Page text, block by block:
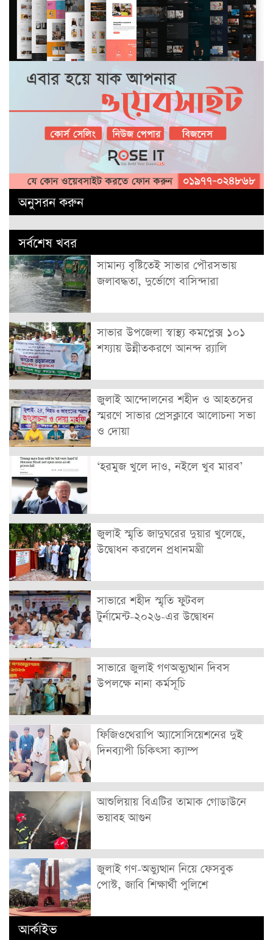
অনুসরন করুন
সর্বশেষ খবর
সামান্য বৃষ্টিতেই সাভার পৌরসভায়
জলাবদ্ধতা, দুর্ভোগে বাসিন্দারা
সাভার উপজেলা স্বাস্থ্য কমপ্লেক্স ১০১
শয্যায় উন্নীতকরণে আনন্দ র‍্যালি
জুলাই আন্দোলনের শহীদ ও আহতদের
স্মরণে সাভার প্রেসক্লাবে আলোচনা সভা
ও দোয়া
‘হরমুজ খুলে দাও, নইলে খুব মারব’
জুলাই স্মৃতি জাদুঘরের দুয়ার খুলেছে,
উদ্বোধন করলেন প্রধানমন্ত্রী
সাভারে শহীদ স্মৃতি ফুটবল
টুর্নামেন্ট-২০২৬-এর উদ্বোধন
সাভারে জুলাই গণঅভ্যুত্থান দিবস
উপলক্ষে নানা কর্মসূচি
ফিজিওথেরাপি অ্যাসোসিয়েশনের দুই
দিনব্যাপী চিকিৎসা ক্যাম্প
আশুলিয়ায় বিএটির তামাক গোডাউনে
ভয়াবহ আগুন
জুলাই গণ-অভ্যুত্থান নিয়ে ফেসবুক
পোস্ট, জাবি শিক্ষার্থী পুলিশে
আর্কাইভ